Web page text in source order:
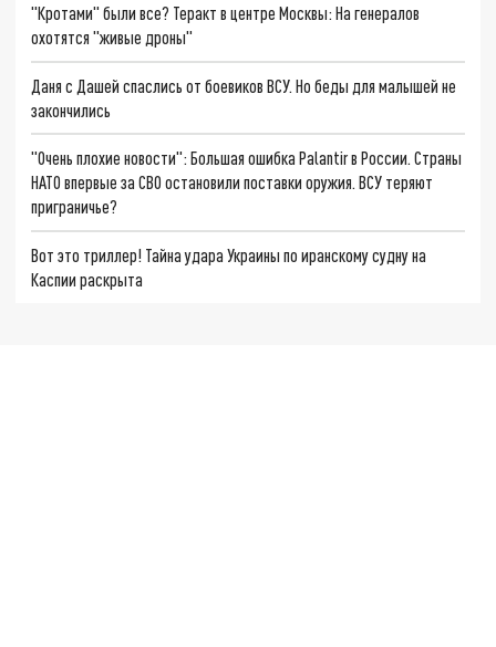
"Кротами" были все? Теракт в центре Москвы: На генералов
охотятся "живые дроны"
Даня с Дашей спаслись от боевиков ВСУ. Но беды для малышей не
закончились
"Очень плохие новости": Большая ошибка Palantir в России. Страны
НАТО впервые за СВО остановили поставки оружия. ВСУ теряют
приграничье?
Вот это триллер! Тайна удара Украины по иранскому судну на
Каспии раскрыта